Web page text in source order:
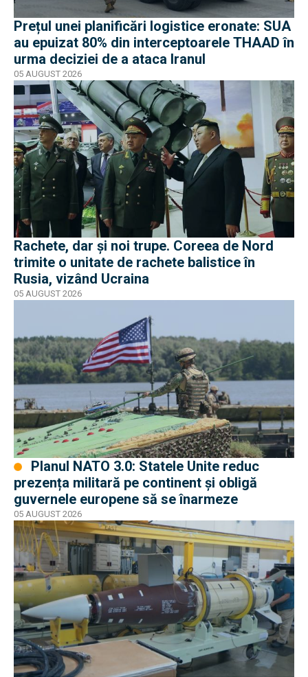
Prețul unei planificări logistice eronate: SUA
au epuizat 80% din interceptoarele THAAD în
urma deciziei de a ataca Iranul
05 AUGUST 2026
Rachete, dar și noi trupe. Coreea de Nord
trimite o unitate de rachete balistice în
Rusia, vizând Ucraina
05 AUGUST 2026
prezența militară pe continent și obligă
guvernele europene să se înarmeze
05 AUGUST 2026